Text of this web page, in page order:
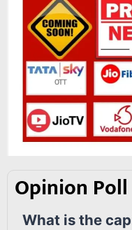
Opinion Poll
What is the